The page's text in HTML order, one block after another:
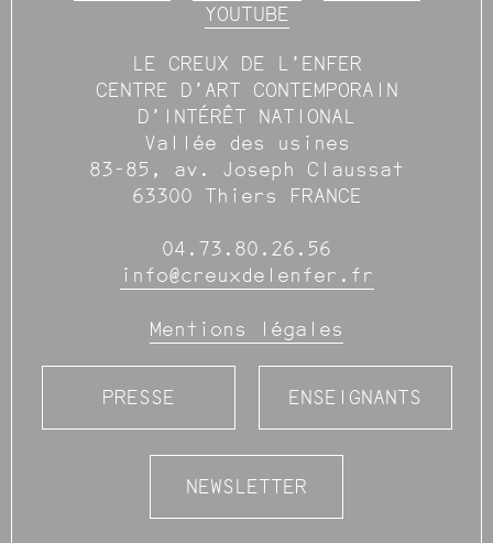
YOUTUBE
LE CREUX DE L’ENFER
CENTRE D’ART CONTEMPORAIN
D’INTÉRÊT NATIONAL
Vallée des usines
83-85, av. Joseph Claussat
63300 Thiers FRANCE
04.73.80.26.56
info@creuxdelenfer.fr
Mentions légales
PRESSE ENSEIGNANTS
NEWSLETTER